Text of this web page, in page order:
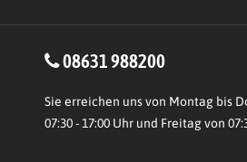
08631 988200
Sie erreichen uns von Montag bis
07:30 - 17:00 Uhr und Freitag von